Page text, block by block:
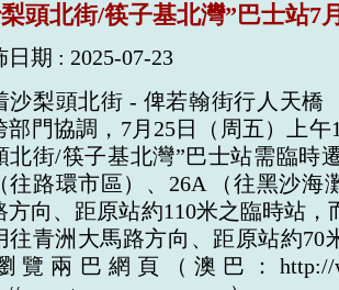
頭北街/筷子基北灣”巴士站7
日期 : 2025-07-23
沙梨頭北街 - 俾若翰街行人天橋
部門協調，7月25日（周五）上
北街/筷子基北灣”巴士站需臨時
往路環市區）、26A （往黑沙
方向、距原站約110米之臨時站
往青洲大馬路方向、距原站約70
覽兩巴網頁（澳巴：http://